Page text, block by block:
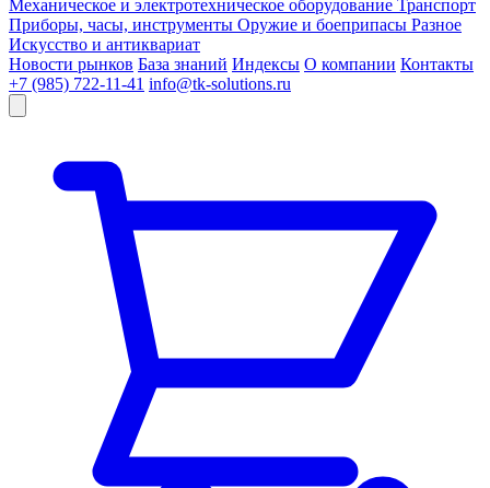
Механическое и электротехническое оборудование Транспорт
Приборы, часы, инструменты Оружие и боеприпасы Разное
Искусство и антиквариат
Новости рынков База знаний Индексы О компании Контакты
+7 (985) 722-11-41 info@tk-solutions.ru